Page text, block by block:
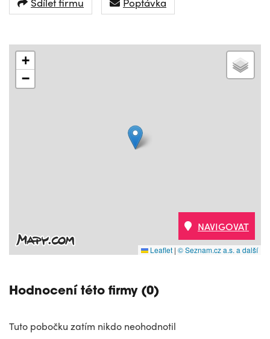
+
−
Leaflet | © Seznam.cz a.s. a další
NAVIGOVAT
Hodnocení této firmy (0)
Tuto pobočku zatím nikdo neohodnotil